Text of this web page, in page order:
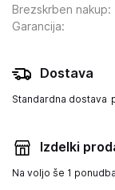
Brezskrben nakup:
Garancija:
Dostava
Standardna dostava
Izdelki
Na voljo še 1